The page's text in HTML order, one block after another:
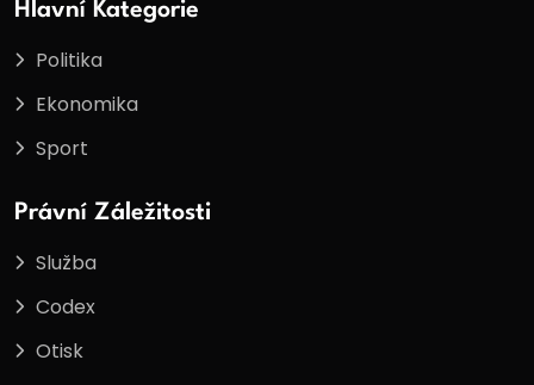
Hlavní Kategorie
Politika
Ekonomika
Sport
Právní Záležitosti
Služba
Codex
Otisk